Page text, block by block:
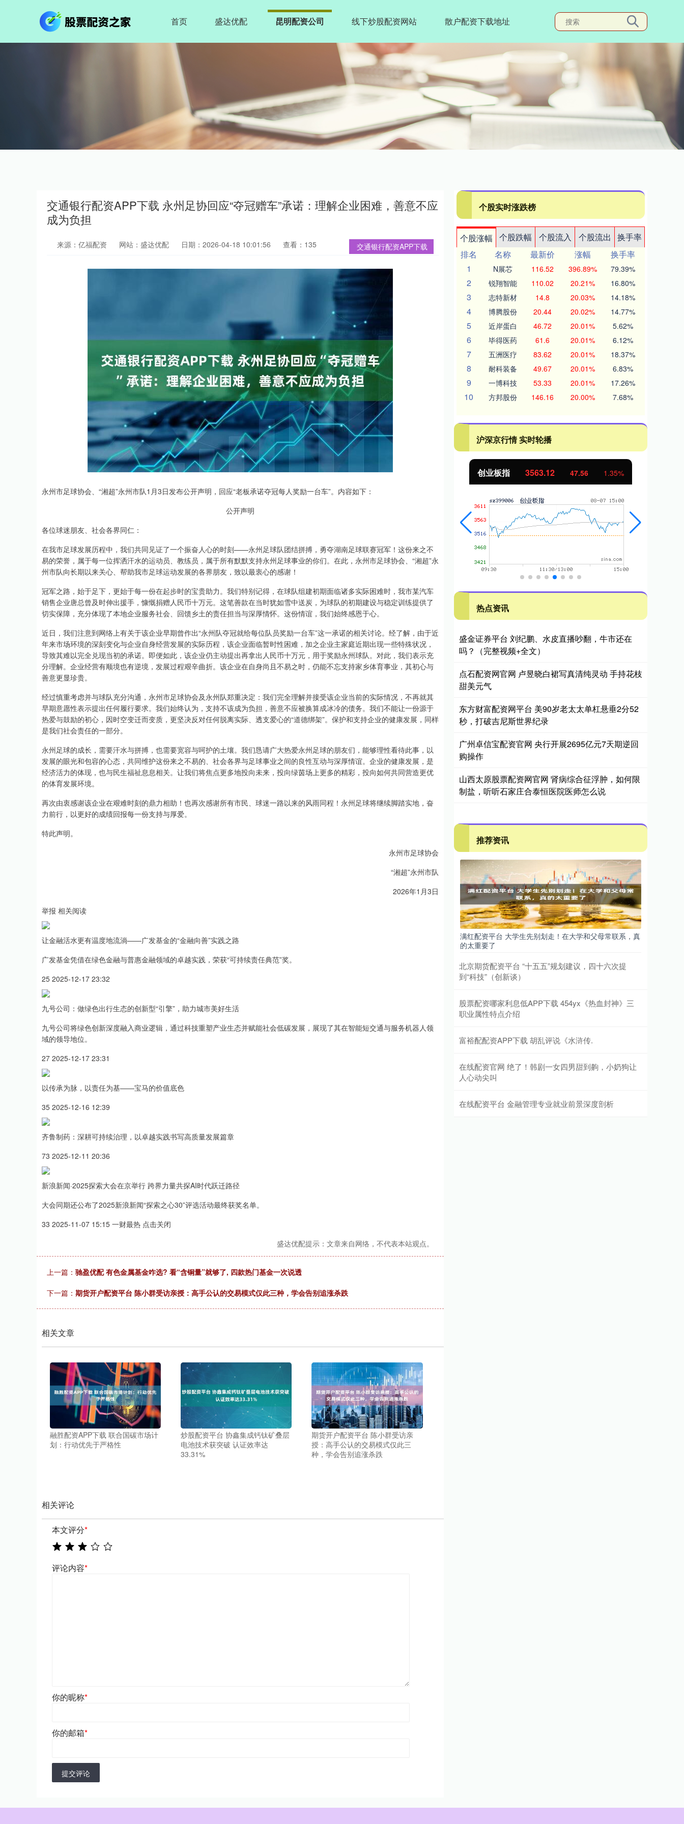
首页 盛达优配 昆明配资公司 线下炒股配资网站 散户配资下载地址
交通银行配资APP下载 永州足协回应“夺冠赠车”承诺：理解企业困难，善意不应
成为负担
交通银行配资APP下载
来源：亿福配资 网站：盛达优配 日期：2026-04-18 10:01:56 查看：135
永州市足球协会、“湘超”永州市队1月3日发布公开声明，回应“老板承诺夺冠每人奖励一台车”。内容如下：
公开声明
各位球迷朋友、社会各界同仁：
在我市足球发展历程中，我们共同见证了一个振奋人心的时刻——永州足球队团结拼搏，勇夺湖南足球联赛冠军！这份来之不
易的荣誉，属于每一位挥洒汗水的运动员、教练员，属于所有默默支持永州足球事业的你们。在此，永州市足球协会、“湘超”永
州市队向长期以来关心、帮助我市足球运动发展的各界朋友，致以最衷心的感谢！
冠军之路，始于足下，更始于每一份在起步时的宝贵助力。我们特别记得，在球队组建初期面临诸多实际困难时，我市某汽车
销售企业唐总曾及时伸出援手，慷慨捐赠人民币十万元。这笔善款在当时犹如雪中送炭，为球队的初期建设与稳定训练提供了
切实保障，充分体现了本地企业服务社会、回馈乡土的责任担当与深厚情怀。这份情谊，我们始终感恩于心。
近日，我们注意到网络上有关于该企业早期曾作出“永州队夺冠就给每位队员奖励一台车”这一承诺的相关讨论。经了解，由于近
年来市场环境的深刻变化与企业自身经营发展的实际历程，该企业面临暂时性困难，加之企业主家庭近期出现一些特殊状况，
导致其难以完全兑现当初的承诺。即便如此，该企业仍主动提出再拿出人民币十万元，用于奖励永州球队。对此，我们表示充
分理解。企业经营有顺境也有逆境，发展过程艰辛曲折。该企业在自身尚且不易之时，仍能不忘支持家乡体育事业，其初心与
善意更显珍贵。
经过慎重考虑并与球队充分沟通，永州市足球协会及永州队郑重决定：我们完全理解并接受该企业当前的实际情况，不再就其
早期意愿性表示提出任何履行要求。我们始终认为，支持不该成为负担，善意不应被换算成冰冷的债务。我们不能让一份源于
热爱与鼓励的初心，因时空变迁而变质，更坚决反对任何脱离实际、透支爱心的“道德绑架”。保护和支持企业的健康发展，同样
是我们社会责任的一部分。
永州足球的成长，需要汗水与拼搏，也需要宽容与呵护的土壤。我们恳请广大热爱永州足球的朋友们，能够理性看待此事，以
发展的眼光和包容的心态，共同维护这份来之不易的、社会各界与足球事业之间的良性互动与深厚情谊。企业的健康发展，是
经济活力的体现，也与民生福祉息息相关。让我们将焦点更多地投向未来，投向绿茵场上更多的精彩，投向如何共同营造更优
的体育发展环境。
再次由衷感谢该企业在艰难时刻的鼎力相助！也再次感谢所有市民、球迷一路以来的风雨同程！永州足球将继续脚踏实地，奋
力前行，以更好的成绩回报每一份支持与厚爱。
特此声明。
永州市足球协会
“湘超”永州市队
2026年1月3日
举报 相关阅读
让金融活水更有温度地流淌——广发基金的“金融向善”实践之路
广发基金凭借在绿色金融与普惠金融领域的卓越实践，荣获“可持续责任典范”奖。
25 2025-12-17 23:32
九号公司：做绿色出行生态的创新型“引擎”，助力城市美好生活
九号公司将绿色创新深度融入商业逻辑，通过科技重塑产业生态并赋能社会低碳发展，展现了其在智能短交通与服务机器人领
域的领导地位。
27 2025-12-17 23:31
以传承为脉，以责任为基——宝马的价值底色
35 2025-12-16 12:39
齐鲁制药：深耕可持续治理，以卓越实践书写高质量发展篇章
73 2025-12-11 20:36
新浪新闻·2025探索大会在京举行 跨界力量共探AI时代跃迁路径
大会同期还公布了2025新浪新闻“探索之心30”评选活动最终获奖名单。
33 2025-11-07 15:15 一财最热 点击关闭
盛达优配提示：文章来自网络，不代表本站观点。
上一篇： 驰盈优配 有色金属基金咋选? 看“含铜量”就够了, 四款热门基金一次说透
下一篇： 期货开户配资平台 陈小群受访亲授：高手公认的交易模式仅此三种，学会告别追涨杀跌
相关文章
融胜配资APP下载 联合国碳市场计
划：行动优先于严格性
炒股配资平台 协鑫集成钙钛矿叠层
电池技术获突破 认证效率达
33.31%
期货开户配资平台 陈小群受访亲
授：高手公认的交易模式仅此三
种，学会告别追涨杀跌
相关评论
本文评分*
评论内容*
你的昵称*
你的邮箱*
提交评论
个股实时涨跌榜
个股涨幅 个股跌幅 个股流入 个股流出
换手率
排名
名称 最新价 涨幅
换手率
1
N展芯 116.52 396.89% 79.39%
2 锐翔智能 110.02 20.21% 16.80%
3 志特新材 14.8 20.03% 14.18%
4 博腾股份 20.44 20.02% 14.77%
5 近岸蛋白 46.72 20.01% 5.62%
6 毕得医药 61.6 20.01% 6.12%
7 五洲医疗 83.62 20.01% 18.37%
8 耐科装备 49.67 20.01% 6.83%
9 一博科技 53.33 20.01% 17.26%
10 方邦股份 146.16 20.00% 7.68%
沪深京行情 实时轮播
沪深300 4694.44 43.13 0.93% 北证50 1134.24 11.37 创业板指 3563.12 47.56 1.35%
热点资讯
盛金证券平台 刘纪鹏、水皮直播吵翻，牛市还在
吗？（完整视频+全文）
点石配资网官网 卢昱晓白裙写真清纯灵动 手持花枝
甜美元气
东方财富配资网平台 美90岁老太太单杠悬垂2分52
秒，打破吉尼斯世界纪录
广州卓信宝配资官网 央行开展2695亿元7天期逆回
购操作
山西太原股票配资网官网 肾病综合征浮肿，如何限
制盐，听听石家庄合泰恒医院医师怎么说
推荐资讯
满红配资平台 大学生先别划走！在大学和父母常联系，真
的太重要了
北京期货配资平台 “十五五”规划建议，四十六次提
到“科技”（创新谈）
股票配资哪家利息低APP下载 454yx《热血封神》三
职业属性特点介绍
富裕配配资APP下载 胡乱评说《水浒传.
在线配资官网 绝了！韩剧一女四男甜到齁，小奶狗让
人心动尖叫
在线配资平台 金融管理专业就业前景深度剖析